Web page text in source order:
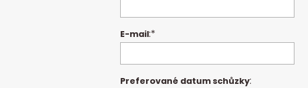
E-mail:*
Preferované datum schůzky: